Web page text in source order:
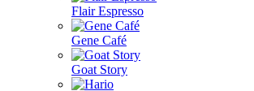
Flair Espresso
Gene Café
Goat Story